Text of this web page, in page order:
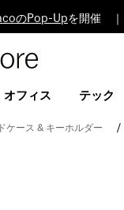
のPop-Upを開催
Design
オフィス テック
ケース & キーホルダー